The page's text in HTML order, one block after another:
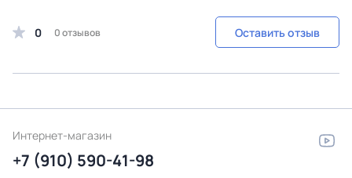
0 0 отзывов Оставить отзыв
Интернет-магазин
+7 (910) 590-41-98